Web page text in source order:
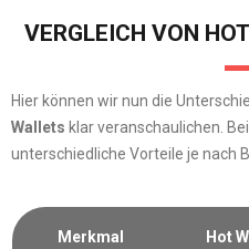
VERGLEICH VON
Hier können wir nun die
Wallets klar veranschaulichen.
unterschiedliche Vorteile je nach
Merkmal Hot